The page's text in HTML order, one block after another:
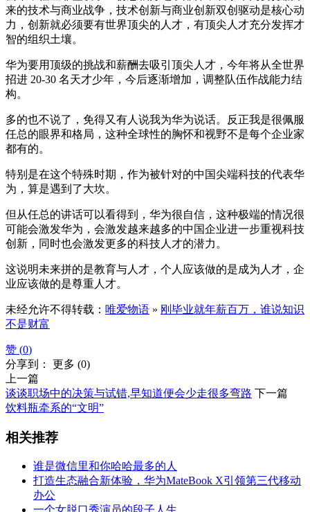
来的技术与商业战争，技术创新与商业创新双创驱动是核心动
力，创新就必须要有世界顶尖的人才，有顶尖人才充分发挥才
智的组织土壤。
华为要用顶级的挑战和薪酬去吸引顶尖人才，今年将从全世界
招进 20-30 名天才少年，今后逐渐增加，调整队伍作战能力结
构。
多的也不说了，免得又有人说我为华为说话。反正我是很佩服
任总的眼界和格局，这种全球性的胸怀和视野不是每个企业家
都有的。
特别是在这个特殊时期，作为被针对的中国尖端科技的代表华
为，算是遇到了大坎。
但从任总的讲话可以看得到，华为很自信，这种极端的情况很
可能会激发华为，会激发越来越多的中国企业进一步重视科技
创新，同时也会激发更多的科技人才的潜力。
这说明未来拼的是教育与人才，个人应该做的是成为人才，企
业应该做的是尊重人才。
未经允许不得转载： 唯爱物语 » 刚毕业就年薪百万，谁说知识
不是财富
赞 (0)
分享到： 更多 (0)
上一篇
谈谈职场中的决策与试错,早知道便会少走很多弯路 下一篇
饮料瓶牵系的“文明”
相关推荐
谁是微信里和你哈哈最多的人
打造生态融合新体验，华为MateBook X引领第三代移动
办公